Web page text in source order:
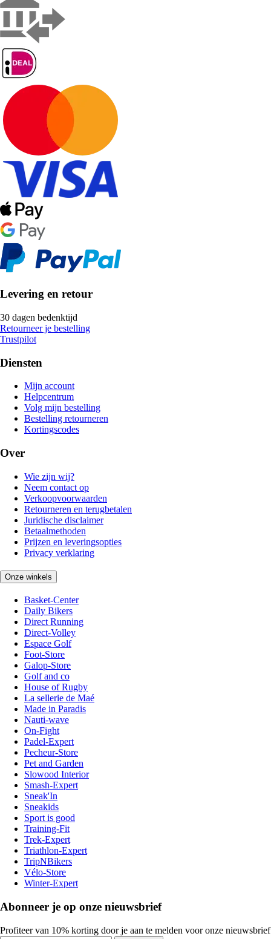
Levering en retour
30 dagen bedenktijd
Retourneer je bestelling
Trustpilot
Diensten
Mijn account
Helpcentrum
Volg mijn bestelling
Bestelling retourneren
Kortingscodes
Over
Wie zijn wij?
Neem contact op
Verkoopvoorwaarden
Retourneren en terugbetalen
Juridische disclaimer
Betaalmethoden
Prijzen en leveringsopties
Privacy verklaring
Onze winkels
Basket-Center
Daily Bikers
Direct Running
Direct-Volley
Espace Golf
Foot-Store
Galop-Store
Golf and co
House of Rugby
La sellerie de Maé
Made in Paradis
Nauti-wave
On-Fight
Padel-Expert
Pecheur-Store
Pet and Garden
Slowood Interior
Smash-Expert
Sneak'In
Sneakids
Sport is good
Training-Fit
Trek-Expert
Triathlon-Expert
TripNBikers
Vélo-Store
Winter-Expert
Abonneer je op onze nieuwsbrief
Profiteer van 10% korting door je aan te melden voor onze nieuwsbrief